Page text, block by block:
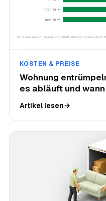
KOSTEN & PREISE
Wohnung
es abläuft und
Artikel lesen→